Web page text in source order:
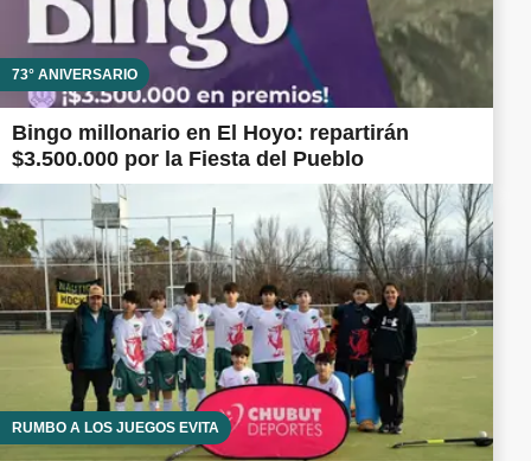
73° ANIVERSARIO
Bingo millonario en El Hoyo: repartirán
$3.500.000 por la Fiesta del Pueblo
RUMBO A LOS JUEGOS EVITA